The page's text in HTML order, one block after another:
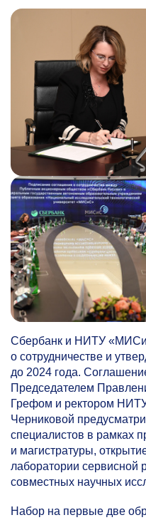
Сбербанк и НИТУ
о сотрудничестве и
до 2024 года.
Председателем
Грефом и ректором
Черниковой
специалистов в рамках
и магистратуры,
лаборатории сервисной
совместных научных
Набор на первые две